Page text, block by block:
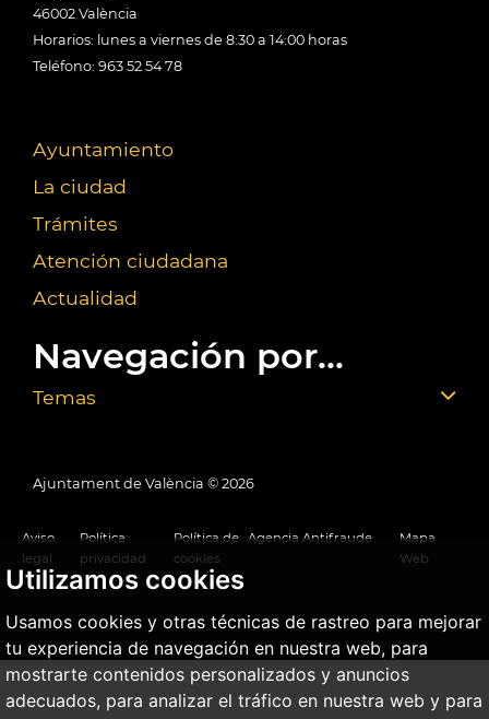
Utilizamos cookies
Usamos cookies y otras técnicas de rastreo para mejorar
tu experiencia de navegación en nuestra web, para
mostrarte contenidos personalizados y anuncios
adecuados, para analizar el tráfico en nuestra web y para
46002 València
Horarios: lunes a viernes de 8:30 a 14:00 horas
Teléfono: 963 52 54 78
Ayuntamiento
La ciudad
Trámites
Atención ciudadana
Actualidad
Navegación por...
Temas
Ajuntament de València © 2026
Aviso
legal
Política
privacidad
Política de
cookies
Agencia Antifraude
Mapa
Web